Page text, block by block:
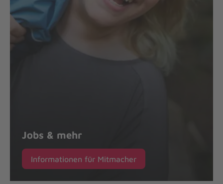
Jobs & mehr
Informationen für Mitmacher